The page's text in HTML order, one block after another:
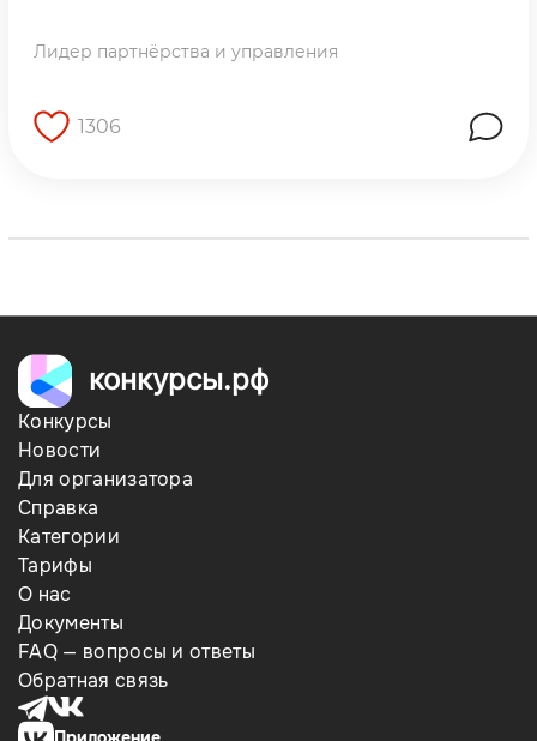
Лидер партнёрства и управления
1306
конкурсы.рф
Конкурсы
Новости
Для организатора
Справка
Категории
Тарифы
О нас
Документы
FAQ — вопросы и ответы
Обратная связь